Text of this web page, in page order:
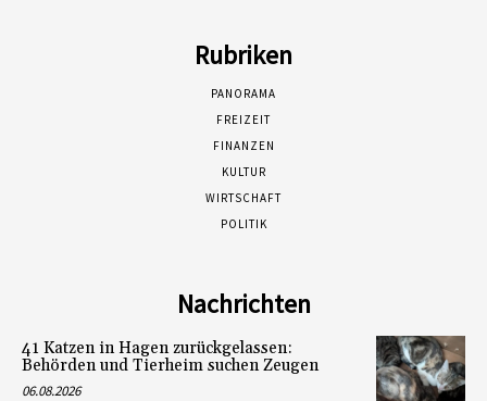
Rubriken
PANORAMA
FREIZEIT
FINANZEN
KULTUR
WIRTSCHAFT
POLITIK
Nachrichten
41 Katzen in Hagen zurückgelassen:
Behörden und Tierheim suchen Zeugen
06.08.2026